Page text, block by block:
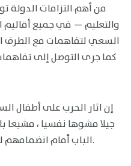
من أهم التزامات الدولة
والتعليم — في جميع أقاليم
السعي لتفاهمات مع الطرف
كما جرى التوصل إلى
إن اثار الحرب على أطفال
جيلا مشوها نفسيا ، مشبعا
الباب أمام انضمامهم لميليشيات الحرب وتجـنيد الأطفال.